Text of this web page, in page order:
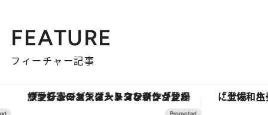
FEATURE
フィーチャー記事
ヴァシュロン・コンスタンタン「オーヴァーシーズ・オートマティック」。旅愛好家のお気に入りコレクションから、ジェンダーレスな新作が登場